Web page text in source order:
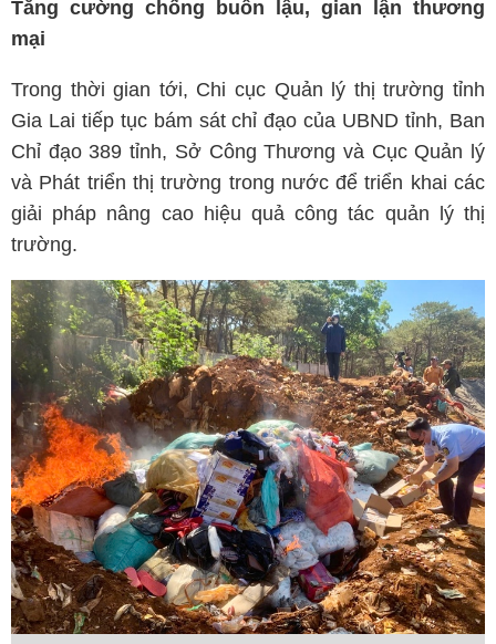
Tăng cường chống buôn lậu, gian lận thương
mại
Trong thời gian tới, Chi cục Quản lý thị trường tỉnh
Gia Lai tiếp tục bám sát chỉ đạo của UBND tỉnh, Ban
Chỉ đạo 389 tỉnh, Sở Công Thương và Cục Quản lý
và Phát triển thị trường trong nước để triển khai các
giải pháp nâng cao hiệu quả công tác quản lý thị
trường.